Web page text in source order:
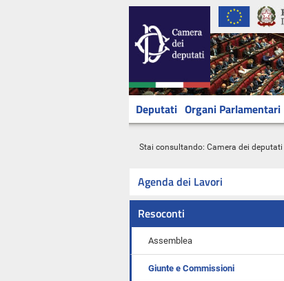
Deputati Organi Parlamentari
Stai consultando: Camera dei deputati
Agenda dei Lavori
Resoconti
Assemblea
Giunte e Commissioni